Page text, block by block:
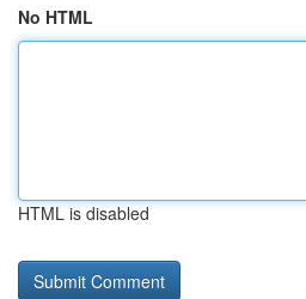
No HTML
HTML is disabled